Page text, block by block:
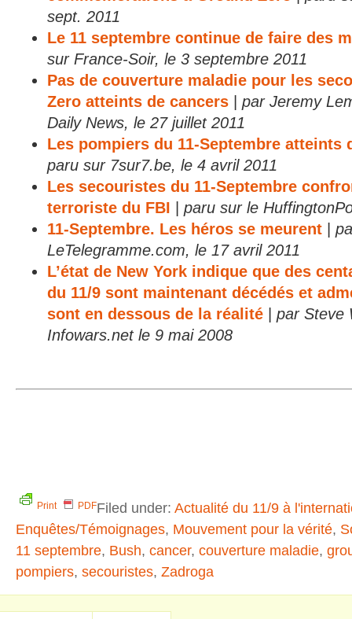
sept. 2011
Le 11 septembre continue de faire des
sur France-Soir, le 3 septembre 2011
Pas de couverture maladie pour les
Zero atteints de cancers
par Jeremy
Daily News, le 27 juillet 2011
Les pompiers du 11-Septembre atteints
paru sur 7sur7.be, le 4 avril 2011
Les secouristes du 11-Septembre
terroriste du FBI
paru sur le
11-Septembre. Les héros se meurent
LeTelegramme.com, le 17 avril 2011
L’état de New York indique que des
du 11/9 sont maintenant décédés et
sont en dessous de la réalité
par Steve
Infowars.net le 9 mai 2008
Print PDFFiled under: Actualité du 11/9 à
Enquêtes/Témoignages, Mouvement pour la vérité,
11 septembre, Bush, cancer, couverture maladie,
pompiers, secouristes, Zadroga